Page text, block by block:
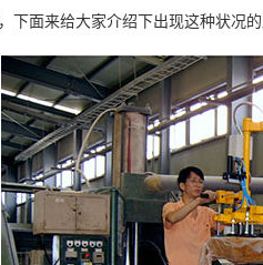
下面来给大家介绍下出现这种状况的